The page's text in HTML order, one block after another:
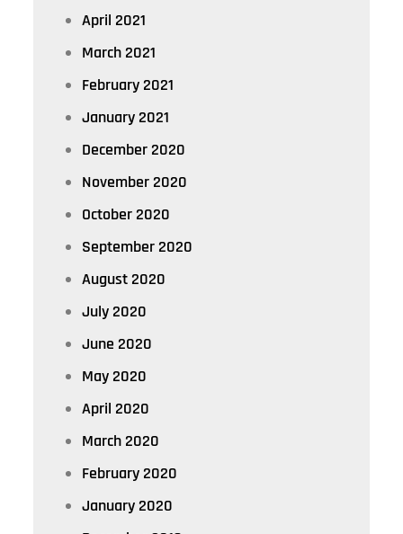
April 2021
March 2021
February 2021
January 2021
December 2020
November 2020
October 2020
September 2020
August 2020
July 2020
June 2020
May 2020
April 2020
March 2020
February 2020
January 2020